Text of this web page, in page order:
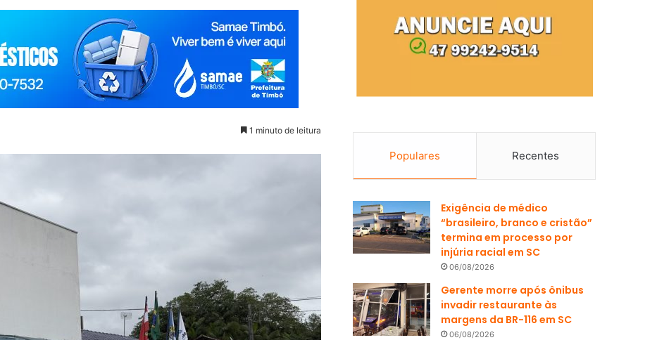
1 minuto de leitura
Populares Recentes
Exigência de médico
“brasileiro, branco e cristão”
termina em processo por
injúria racial em SC
06/08/2026
Gerente morre após ônibus
invadir restaurante às
margens da BR-116 em SC
06/08/2026